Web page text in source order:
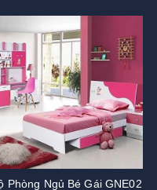
Phòng Ngủ Bé Gái GNE02